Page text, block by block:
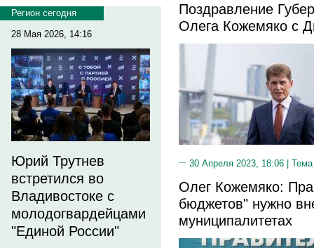
Регион сегодня
28 Мая 2026, 14:16
Юрий Трутнев
встретился во
Владивостоке с
молодогвардейцами
"Единой России"
Поздравление
Олега Кожемяко с
30 Апреля 2023, 18:06 |
Олег Кожемяко:
бюджетов" нужно
муниципалитетах